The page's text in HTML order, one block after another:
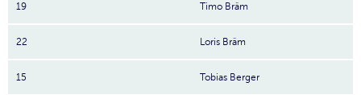
19 Timo Bräm
22 Loris Bräm
15 Tobias Berger